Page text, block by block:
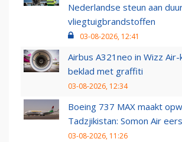
Nederlandse steun aan
vliegtuigbrandstoffen
03-08-2026, 12:41
Airbus A321neo in Wizz
beklad met graffiti
03-08-2026, 12:34
Boeing 737 MAX maakt
Tadzjikistan: Somon Air
03-08-2026, 11:26